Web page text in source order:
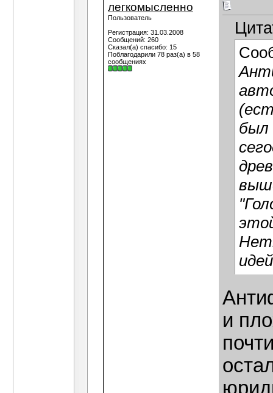
легкомысленно
Пользователь
Регистрация: 31.03.2008
Сообщений: 260
Сказал(а) спасибо: 15
Поблагодарили 78 раз(а) в 58
сообщениях
был
и